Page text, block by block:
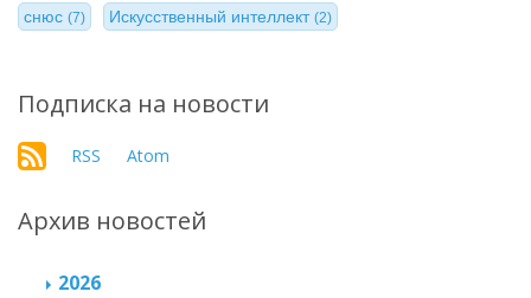
снюс (7) Искусственный интеллект(2)
Подписка на новости
RSS Atom
Архив новостей
2026